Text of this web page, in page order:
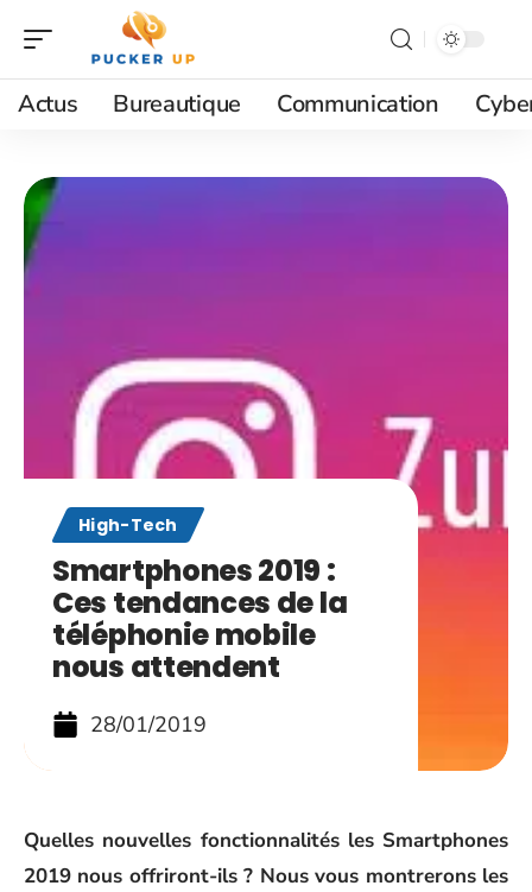
Actus Bureautique Communication
High-Tech
Smartphones 2019 :
Ces tendances de la
téléphonie mobile
nous attendent
28/01/2019
Quelles nouvelles fonctionnalités les Smartphones
2019 nous offriront-ils ? Nous vous montrerons les